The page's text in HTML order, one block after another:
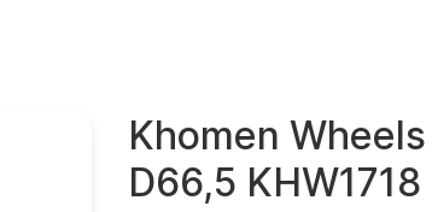
Khomen
D66,5